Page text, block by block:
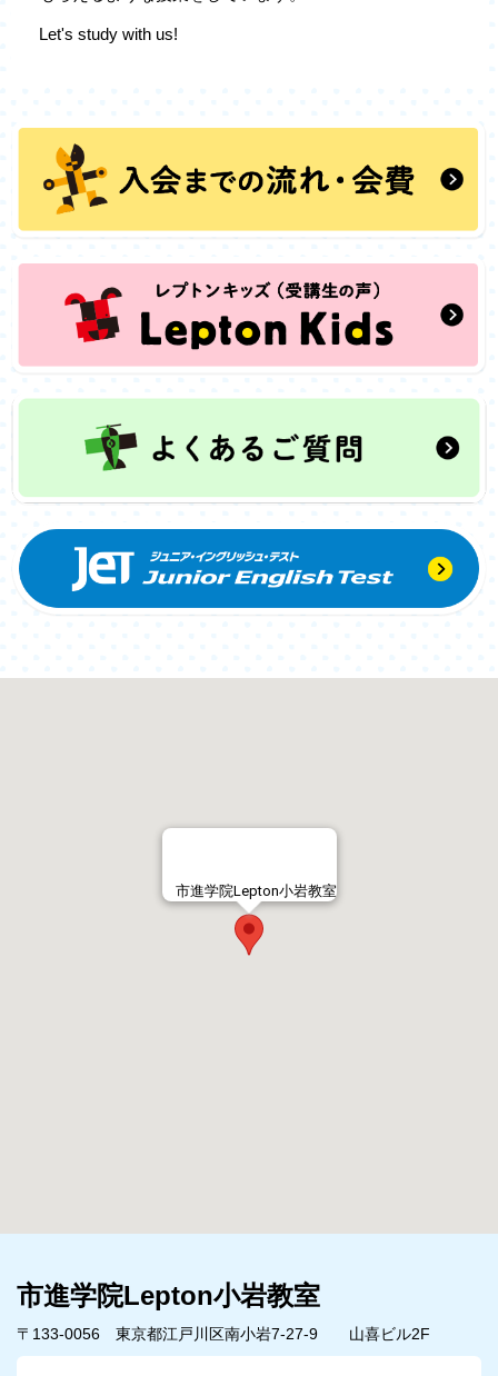
Let's study with us!
市進学院Lepton小岩教室
市進学院Lepton小岩教室
〒133-0056 東京都江戸川区南小岩7-27-9 山喜ビル2F